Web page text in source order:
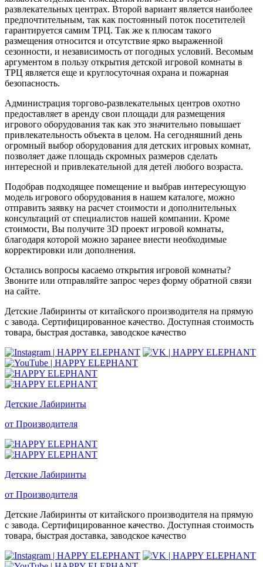
развлекательных центрах. Второй вариант является наиболее
предпочтительным, так как постоянный поток посетителей
гарантируется самим ТРЦ. Так же к плюсам такого
размещения относится и отсутствие ярко выраженной
сезонности, и независимость от погодных условий. Весомым
аргументом в пользу открытия детской игровой комнаты в
ТРЦ является еще и круглосуточная охрана и пожарная
безопасность.
Администрация торгово-развлекательных центров охотно
предоставляет в аренду свои площади для размещения
игрового оборудования так как это значительно повышает
привлекательность объекта в целом. На сегодняшний день
огромный выбор оборудования для детских игровых комнат,
позволяет даже площадь скромных размеров сделать
интересной и привлекательной для детей любого возраста.
Подобрав подходящее помещение и выбрав интересующую
модель игрового оборудования в нашем каталоге, можно
отправить заявку на расчет стоимости и дополнительных
консультаций от специалистов нашей компании. Кроме
стоимости, Вы получите 3D проект игровой комнаты,
благодаря которой можно заранее внести необходимые
корректировки или дополнения.
Остались вопросы касаемо открытия игровой комнаты?
Звоните или отправляйте запрос через форму обратной связи
на сайте.
Детские Лабиринты от китайского производителя на прямую
с завода. Сертифицированное качество. Доступная стоимость
товара, быстрая доставка, заводское качество
Детские Лабиринты
от Производителя
Детские Лабиринты
от Производителя
Детские Лабиринты от китайского производителя на прямую
с завода. Сертифицированное качество. Доступная стоимость
товара, быстрая доставка, заводское качество